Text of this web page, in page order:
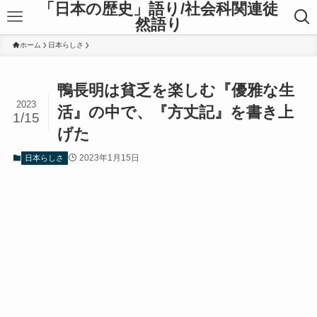
「日本の歴史」語り/社会科関連徒
然語り
ホーム 日本らしさ
鴨長明は貧乏を楽しむ『優雅な生
活』の中で、『方丈記』を書き上
げた
2023
1/15
日本らしさ 2023年1月15日